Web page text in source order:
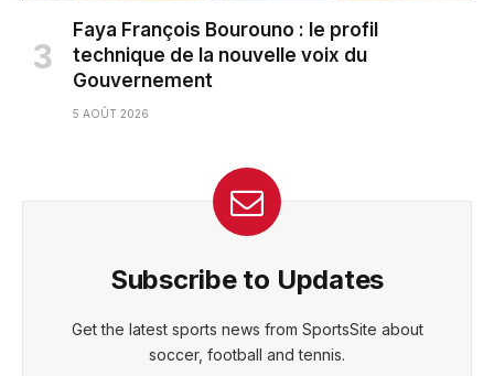
Faya François Bourouno : le profil
technique de la nouvelle voix du
Gouvernement
5 AOÛT 2026
Subscribe to Updates
Get the latest sports news from SportsSite about
soccer, football and tennis.